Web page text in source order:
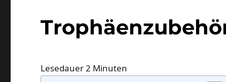
Lesedauer2 Minuten